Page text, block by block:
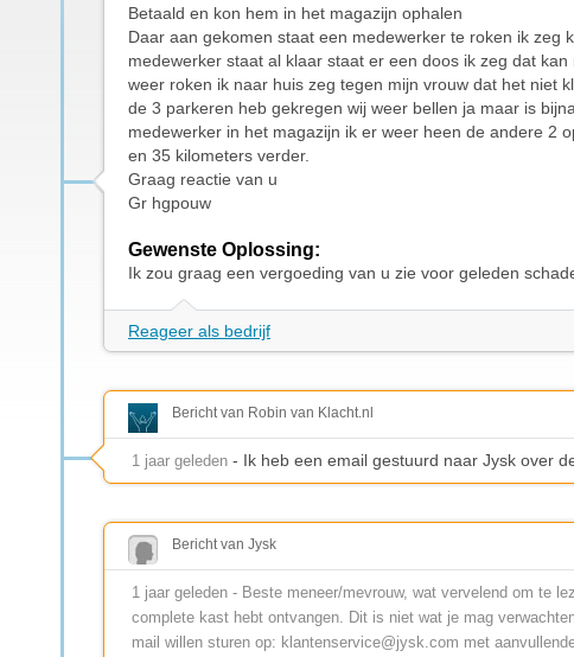
Betaald en kon hem in het magazijn ophalen
Daar aan gekomen staat een medewerker te roken ik zeg
medewerker staat al klaar staat er een doos ik zeg dat
weer roken ik naar huis zeg tegen mijn vrouw dat het niet
de 3 parkeren heb gekregen wij weer bellen ja maar is
medewerker in het magazijn ik er weer heen de andere 2
en 35 kilometers verder.
Graag reactie van u
Gr hgpouw
Gewenste Oplossing:
Ik zou graag een vergoeding van u zie voor geleden
Reageer als bedrijf
Bericht van Robin van Klacht.nl
1 jaar geleden - Ik heb een email gestuurd naar Jysk over
Bericht van Jysk
1 jaar geleden - Beste meneer/mevrouw, wat vervelend om te
complete kast hebt ontvangen. Dit is niet wat je mag
mail willen sturen op: klantenservice@jysk.com met